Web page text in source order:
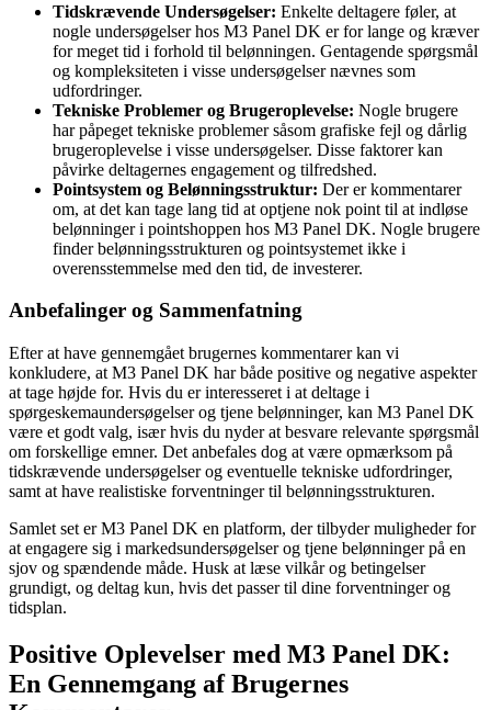
Tidskrævende Undersøgelser: Enkelte deltagere føler, at
nogle undersøgelser hos M3 Panel DK er for lange og kræver
for meget tid i forhold til belønningen. Gentagende spørgsmål
og kompleksiteten i visse undersøgelser nævnes som
udfordringer.
Tekniske Problemer og Brugeroplevelse: Nogle brugere
har påpeget tekniske problemer såsom grafiske fejl og dårlig
brugeroplevelse i visse undersøgelser. Disse faktorer kan
påvirke deltagernes engagement og tilfredshed.
Pointsystem og Belønningsstruktur: Der er kommentarer
om, at det kan tage lang tid at optjene nok point til at indløse
belønninger i pointshoppen hos M3 Panel DK. Nogle brugere
finder belønningsstrukturen og pointsystemet ikke i
overensstemmelse med den tid, de investerer.
Anbefalinger og Sammenfatning
Efter at have gennemgået brugernes kommentarer kan vi
konkludere, at M3 Panel DK har både positive og negative aspekter
at tage højde for. Hvis du er interesseret i at deltage i
spørgeskemaundersøgelser og tjene belønninger, kan M3 Panel DK
være et godt valg, især hvis du nyder at besvare relevante spørgsmål
om forskellige emner. Det anbefales dog at være opmærksom på
tidskrævende undersøgelser og eventuelle tekniske udfordringer,
samt at have realistiske forventninger til belønningsstrukturen.
Samlet set er M3 Panel DK en platform, der tilbyder muligheder for
at engagere sig i markedsundersøgelser og tjene belønninger på en
sjov og spændende måde. Husk at læse vilkår og betingelser
grundigt, og deltag kun, hvis det passer til dine forventninger og
tidsplan.
Positive Oplevelser med M3 Panel DK:
En Gennemgang af Brugernes